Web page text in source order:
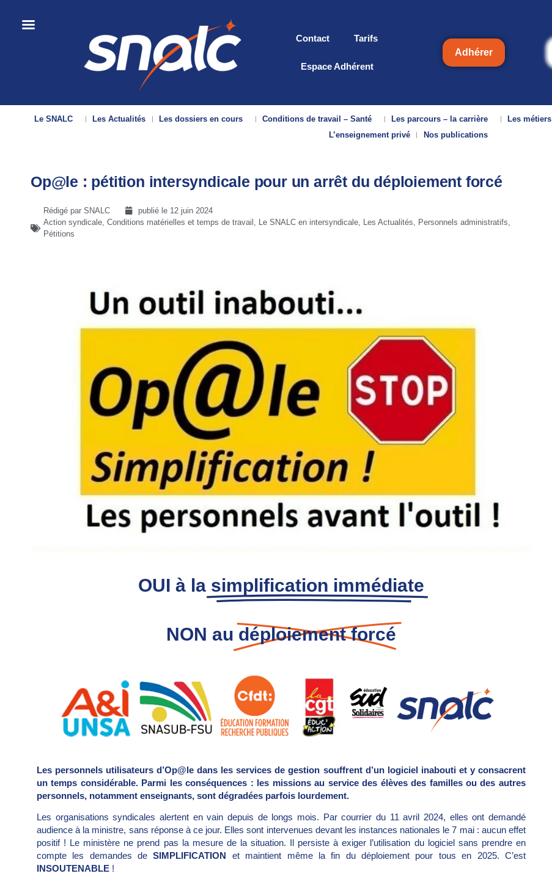
Contact Tarifs
Espace Adhérent
Adhérer
Le SNALC Les Actualités Les dossiers en cours Conditions de travail – Santé Les parcours – la carrière Les métiers
L’enseignement privé
Nos publications
Op@le : pétition intersyndicale pour un arrêt du déploiement forcé
Rédigé par SNALC publié le 12 juin 2024
Action syndicale, Conditions matérielles et temps de travail , Le SNALC en intersyndicale, Les Actualités, Personnels administratifs,
Pétitions
OUI à la simplification immédiate
NON au déploiement forcé
Les personnels utilisateurs d’Op@le dans les services de gestion souffrent d’un logiciel inabouti et y consacrent
un temps considérable. Parmi les conséquences : les missions au service des élèves des familles ou des autres
personnels, notamment enseignants, sont dégradées parfois lourdement.
Les organisations syndicales alertent en vain depuis de longs mois. Par courrier du 11 avril 2024, elles ont demandé
audience à la ministre, sans réponse à ce jour. Elles sont intervenues devant les instances nationales le 7 mai : aucun effet
positif ! Le ministère ne prend pas la mesure de la situation. Il persiste à exiger l’utilisation du logiciel sans prendre en
compte les demandes deSIMPLIFICATION et maintient même la fin du déploiement pour tous en 2025. C’est
INSOUTENABLE !